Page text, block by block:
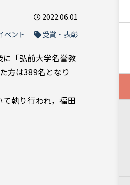
2022.06.01
ベント
受賞・表彰
「弘前大学名誉教
方は389名となり
執り行われ，福田